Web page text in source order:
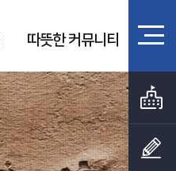
따뜻한 커뮤니티